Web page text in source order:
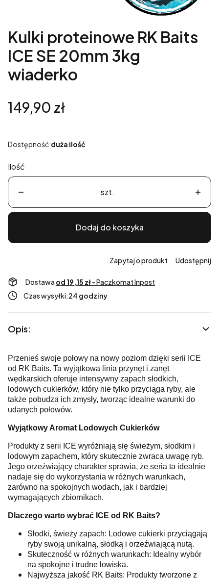
Kulki proteinowe RK Baits
ICE SE 20mm 3kg
wiaderko
Cena
149,90 zł
Dostępność:duża ilość
Ilość
szt.
Dodaj do koszyka
Zapytaj o produkt Udostępnij
Dostawa od 19,15 zł- Paczkomat Inpost
Czas wysyłki:24 godziny
Opis:
Przenieś swoje połowy na nowy poziom dzięki serii ICE
od RK Baits. Ta wyjątkowa linia przynęt i zanęt
wędkarskich oferuje intensywny zapach słodkich,
lodowych cukierków, który nie tylko przyciąga ryby, ale
także pobudza ich zmysły, tworząc idealne warunki do
udanych połowów.
Wyjątkowy Aromat Lodowych Cukierków
Produkty z serii ICE wyróżniają się świeżym, słodkim i
lodowym zapachem, który skutecznie zwraca uwagę ryb.
Jego orzeźwiający charakter sprawia, że seria ta idealnie
nadaje się do wykorzystania w różnych warunkach,
zarówno na spokojnych wodach, jak i bardziej
wymagających zbiornikach.
Dlaczego warto wybrać ICE od RK Baits?
Słodki, świeży zapach: Lodowe cukierki przyciągają
ryby swoją unikalną, słodką i orzeźwiającą nutą.
Skuteczność w różnych warunkach: Idealny wybór
na spokojne i trudne łowiska.
Najwyższa jakość RK Baits: Produkty tworzone z